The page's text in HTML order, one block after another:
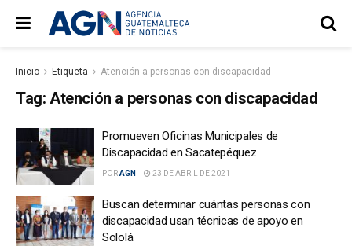
Inicio Etiqueta Atención a personas con discapacidad
Tag: Atención a personas con discapacidad
Promueven Oficinas Municipales de
Discapacidad en Sacatepéquez
PORAGN 23 DE ABRIL DE 2021
Buscan determinar cuántas personas con
discapacidad usan técnicas de apoyo en
Sololá